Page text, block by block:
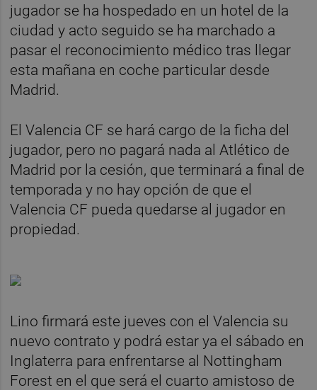
jugador se ha hospedado en un hotel de la
ciudad y acto seguido se ha marchado a
pasar el reconocimiento médico tras llegar
esta mañana en coche particular desde
Madrid.
El Valencia CF se hará cargo de la ficha del
jugador, pero no pagará nada al Atlético de
Madrid por la cesión, que terminará a final de
temporada y no hay opción de que el
Valencia CF pueda quedarse al jugador en
propiedad.
Lino firmará este jueves con el Valencia su
nuevo contrato y podrá estar ya el sábado en
Inglaterra para enfrentarse al Nottingham
Forest en el que será el cuarto amistoso de